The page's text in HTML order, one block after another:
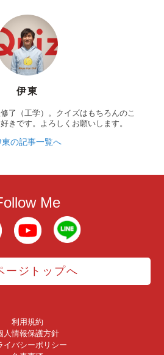
伊東
了（工学）。クイズはもちろんのこ
きです。よろしくお願いします。
東の記事一覧へ
Me
ージトップへ
利用規約
人情報保護方針
イバシーポリシー